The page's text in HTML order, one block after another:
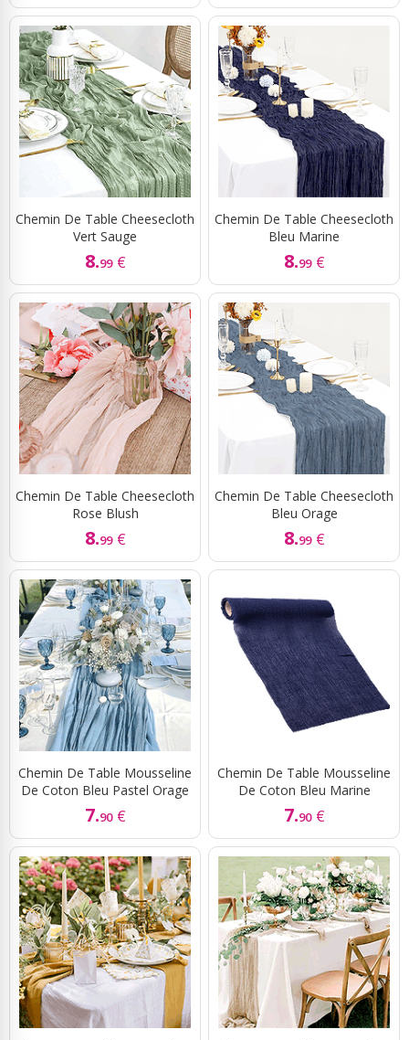
Chemin De Table Cheesecloth
Vert Sauge
8.99 €
Chemin De Table Cheesecloth
Bleu Marine
8.99 €
Chemin De Table Cheesecloth
Rose Blush
8.99 €
Chemin De Table Cheesecloth
Bleu Orage
8.99 €
Chemin De Table Mousseline
De Coton Bleu Pastel Orage
7.90 €
Chemin De Table Mousseline
De Coton Bleu Marine
7.90 €